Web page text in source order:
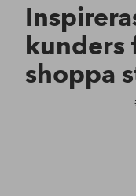
kunders
shoppa